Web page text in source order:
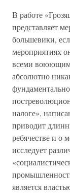
В работе
представляет
большевики,
мероприятиях
всеми
абсолютно
налоге»,
приводит
ребячестве и о
исследует
является